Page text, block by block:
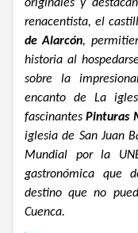
originales y
renacentista, el
de Alarcón,
historia al
sobre la
encanto de La
fascinantesPinturas
iglesia de San Juan
Mundial por la
gastronómica que
destino que no
Cuenca.